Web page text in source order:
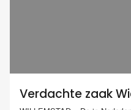
Verdachte zaak